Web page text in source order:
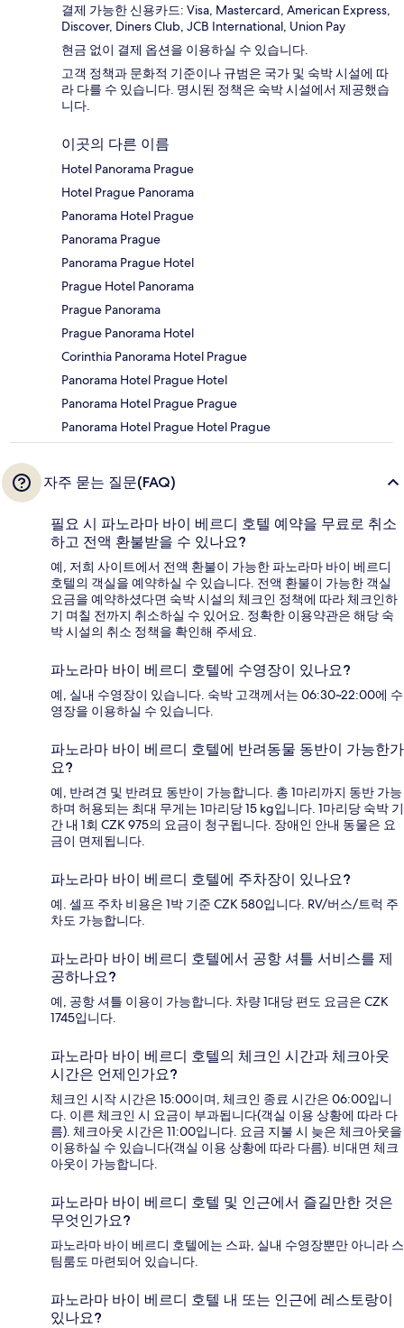
결제 가능한 신용카드: Visa, Mastercard, American Express,
Discover, Diners Club, JCB International, Union Pay
현금 없이 결제 옵션을 이용하실 수 있습니다.
고객 정책과 문화적 기준이나 규범은 국가 및 숙박 시설에 따
라 다를 수 있습니다. 명시된 정책은 숙박 시설에서 제공했습
니다.
이곳의 다른 이름
Hotel Panorama Prague
Hotel Prague Panorama
Panorama Hotel Prague
Panorama Prague
Panorama Prague Hotel
Prague Hotel Panorama
Prague Panorama
Prague Panorama Hotel
Corinthia Panorama Hotel Prague
Panorama Hotel Prague Hotel
Panorama Hotel Prague Prague
Panorama Hotel Prague Hotel Prague
자주 묻는 질문(FAQ)
필요 시 파노라마 바이 베르디 호텔 예약을 무료로 취소
하고 전액 환불받을 수 있나요?
예, 저희 사이트에서 전액 환불이 가능한 파노라마 바이 베르디
호텔의 객실을 예약하실 수 있습니다. 전액 환불이 가능한 객실
요금을 예약하셨다면 숙박 시설의 체크인 정책에 따라 체크인하
기 며칠 전까지 취소하실 수 있어요. 정확한 이용약관은 해당 숙
박 시설의 취소 정책을 확인해 주세요.
파노라마 바이 베르디 호텔에 수영장이 있나요?
예, 실내 수영장이 있습니다. 숙박 고객께서는 06:30~22:00에 수
영장을 이용하실 수 있습니다.
파노라마 바이 베르디 호텔에 반려동물 동반이 가능한가
요?
예, 반려견 및 반려묘 동반이 가능합니다. 총 1마리까지 동반 가능
하며 허용되는 최대 무게는 1마리당 15 kg입니다. 1마리당 숙박 기
간 내 1회 CZK 975의 요금이 청구됩니다. 장애인 안내 동물은 요
금이 면제됩니다.
파노라마 바이 베르디 호텔에 주차장이 있나요?
예. 셀프 주차 비용은 1박 기준 CZK 580입니다. RV/버스/트럭 주
차도 가능합니다.
파노라마 바이 베르디 호텔에서 공항 셔틀 서비스를 제
공하나요?
예, 공항 셔틀 이용이 가능합니다. 차량 1대당 편도 요금은 CZK
1745입니다.
파노라마 바이 베르디 호텔의 체크인 시간과 체크아웃
시간은 언제인가요?
체크인 시작 시간은 15:00이며, 체크인 종료 시간은 06:00입니
다. 이른 체크인 시 요금이 부과됩니다(객실 이용 상황에 따라 다
름). 체크아웃 시간은 11:00입니다. 요금 지불 시 늦은 체크아웃을
이용하실 수 있습니다(객실 이용 상황에 따라 다름). 비대면 체크
아웃이 가능합니다.
파노라마 바이 베르디 호텔 및 인근에서 즐길만한 것은
무엇인가요?
파노라마 바이 베르디 호텔에는 스파, 실내 수영장뿐만 아니라 스
팀룸도 마련되어 있습니다.
파노라마 바이 베르디 호텔 내 또는 인근에 레스토랑이
있나요?